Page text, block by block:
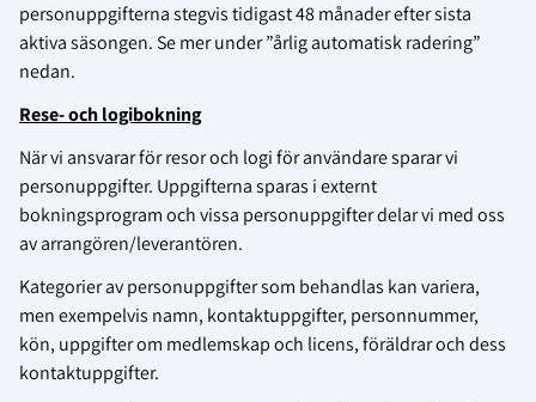
personuppgifterna stegvis tidigast 48 månader efter sista
aktiva säsongen. Se mer under ”årlig automatisk radering”
nedan.
Rese- och logibokning
När vi ansvarar för resor och logi för användare sparar vi
personuppgifter. Uppgifterna sparas i externt
bokningsprogram och vissa personuppgifter delar vi med oss
av arrangören/leverantören.
Kategorier av personuppgifter som behandlas kan variera,
men exempelvis namn, kontaktuppgifter, personnummer,
kön, uppgifter om medlemskap och licens, föräldrar och dess
kontaktuppgifter.